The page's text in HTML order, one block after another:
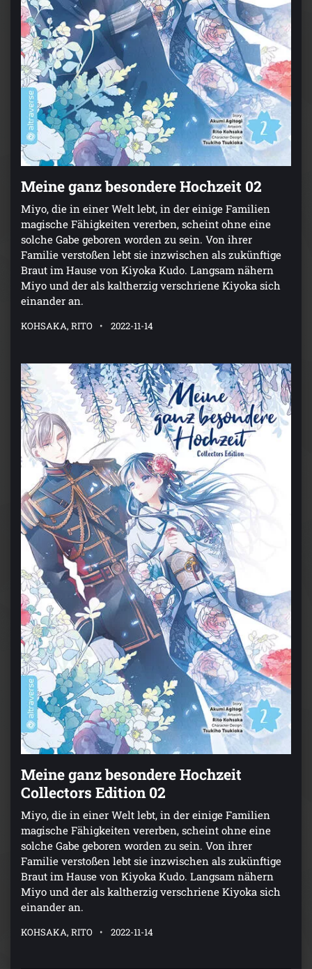
Meine ganz besondere Hochzeit 02
Miyo, die in einer Welt lebt, in der einige Familien
magische Fähigkeiten vererben, scheint ohne eine
solche Gabe geboren worden zu sein. Von ihrer
Familie verstoßen lebt sie inzwischen als zukünftige
Braut im Hause von Kiyoka Kudo. Langsam nähern
Miyo und der als kaltherzig verschriene Kiyoka sich
einander an.
KOHSAKA, RITO 2022-11-14
Meine ganz besondere Hochzeit
Collectors Edition 02
Miyo, die in einer Welt lebt, in der einige Familien
magische Fähigkeiten vererben, scheint ohne eine
solche Gabe geboren worden zu sein. Von ihrer
Familie verstoßen lebt sie inzwischen als zukünftige
Braut im Hause von Kiyoka Kudo. Langsam nähern
Miyo und der als kaltherzig verschriene Kiyoka sich
einander an.
KOHSAKA, RITO 2022-11-14